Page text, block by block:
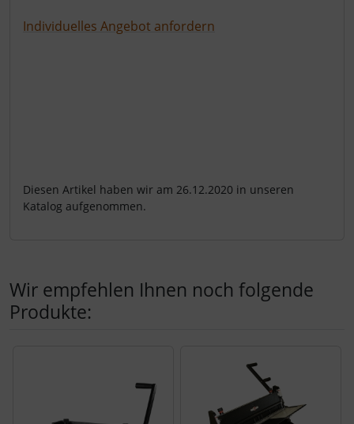
Individuelles Angebot anfordern
Diesen Artikel haben wir am 26.12.2020 in unseren
Katalog aufgenommen.
Wir empfehlen Ihnen noch folgende
Produkte: